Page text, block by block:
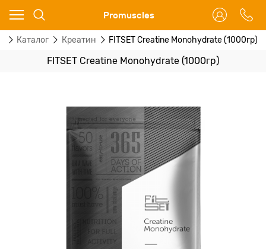
Promuscles
Каталог Креатин FITSET Creatine Monohydrate (1000гр)
FITSET Creatine Monohydrate (1000гр)
Ваш город - Москва,
угадали?
ДА НЕТ